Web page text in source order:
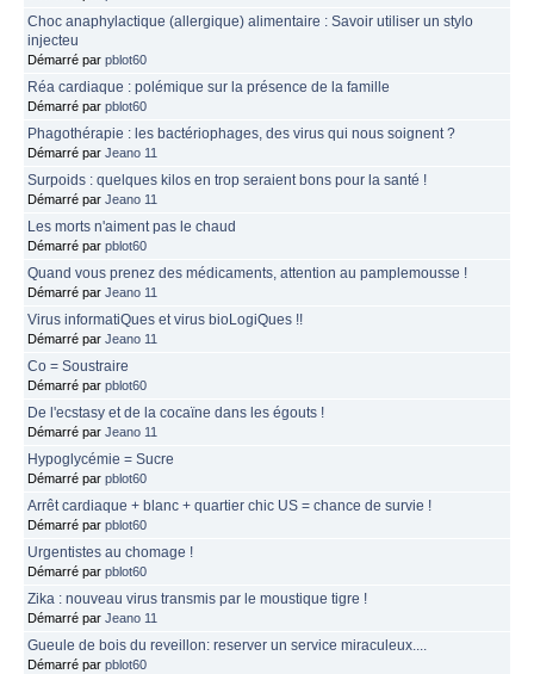
Choc anaphylactique (allergique) alimentaire : Savoir utiliser un stylo
injecteu
Démarré par pblot60
Réa cardiaque : polémique sur la présence de la famille
Démarré par pblot60
Phagothérapie : les bactériophages, des virus qui nous soignent ?
Démarré par Jeano 11
Surpoids : quelques kilos en trop seraient bons pour la santé !
Démarré par Jeano 11
Les morts n'aiment pas le chaud
Démarré par pblot60
Quand vous prenez des médicaments, attention au pamplemousse !
Démarré par Jeano 11
Virus informatiQues et virus bioLogiQues !!
Démarré par Jeano 11
Co = Soustraire
Démarré par pblot60
De l'ecstasy et de la cocaïne dans les égouts !
Démarré par Jeano 11
Hypoglycémie = Sucre
Démarré par pblot60
Arrêt cardiaque + blanc + quartier chic US = chance de survie !
Démarré par pblot60
Urgentistes au chomage !
Démarré par pblot60
Zika : nouveau virus transmis par le moustique tigre !
Démarré par Jeano 11
Gueule de bois du reveillon: reserver un service miraculeux....
Démarré par pblot60